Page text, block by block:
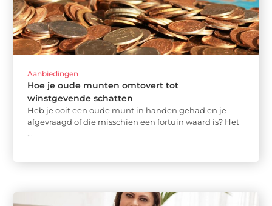
Aanbiedingen
Hoe je oude munten omtovert tot
winstgevende schatten
Heb je ooit een oude munt in handen gehad en je
afgevraagd of die misschien een fortuin waard is? Het
...